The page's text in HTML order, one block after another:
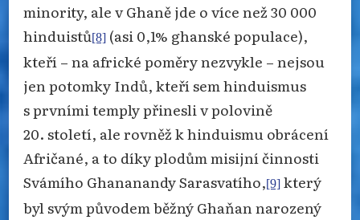
minority, ale v Ghaně jde o více než 30 000
hinduistů[8] (asi 0,1% ghanské populace),
kteří – na africké poměry nezvykle – nejsou
jen potomky Indů, kteří sem hinduismus
s prvními temply přinesli v polovině
20. století, ale rovněž k hinduismu obrácení
Afričané, a to díky plodům misijní činnosti
Svámího Ghananandy Sarasvatího,[9] který
byl svým původem běžný Ghaňan narozený